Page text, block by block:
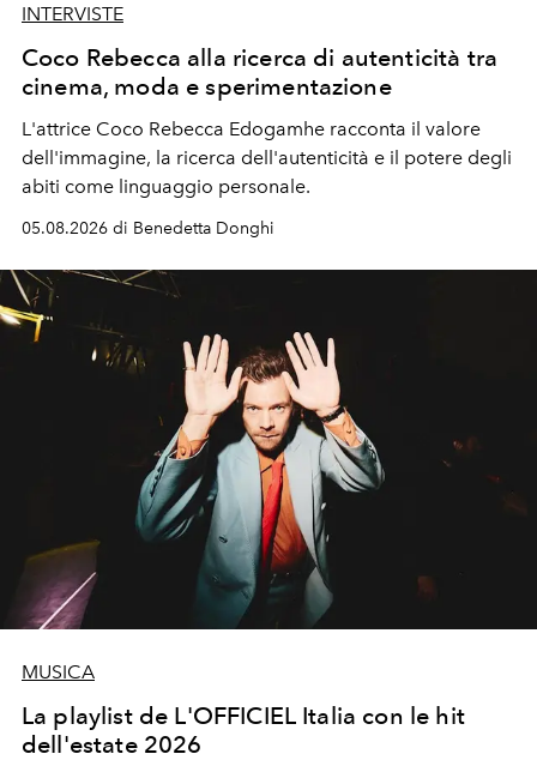
INTERVISTE
Coco Rebecca alla ricerca di autenticità tra
cinema, moda e sperimentazione
L'attrice Coco Rebecca Edogamhe racconta il valore
dell'immagine, la ricerca dell'autenticità e il potere degli
abiti come linguaggio personale.
05.08.2026 di Benedetta Donghi
MUSICA
La playlist de L'OFFICIEL Italia con le hit
dell'estate 2026